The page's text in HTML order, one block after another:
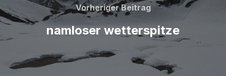
Vorheriger
Beitrag
Vorheriger Beitrag
namloser wetterspitze